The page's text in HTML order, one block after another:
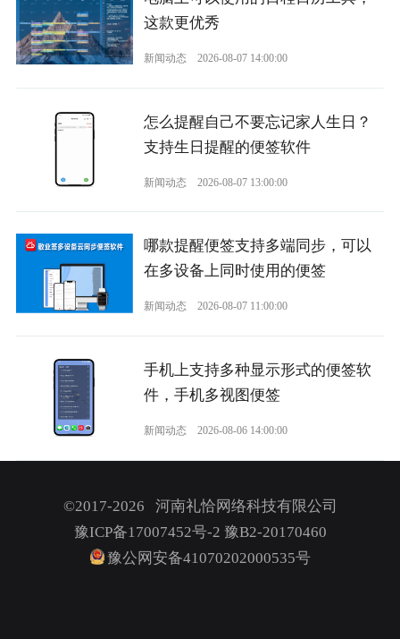
这款更优秀
新闻动态 2026-08-07 14:00:00
怎么提醒自己不要忘记家人生日？
支持生日提醒的便签软件
新闻动态 2026-08-07 13:00:00
哪款提醒便签支持多端同步，可以
在多设备上同时使用的便签
新闻动态 2026-08-07 11:00:00
手机上支持多种显示形式的便签软
件，手机多视图便签
新闻动态 2026-08-06 14:00:00
©2017-2026 河南礼恰网络科技有限公司
豫ICP备17007452号-2 豫B2-20170460
豫公网安备41070202000535号